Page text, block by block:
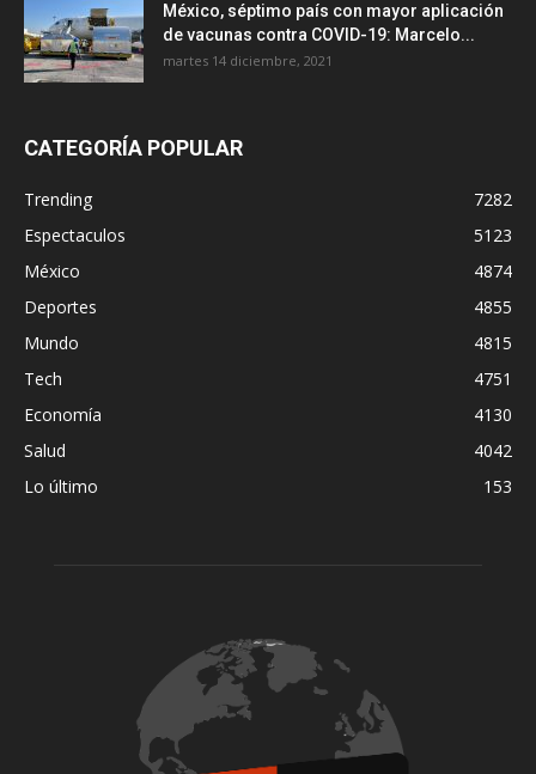
México, séptimo país con mayor aplicación
de vacunas contra COVID-19: Marcelo...
martes 14 diciembre, 2021
CATEGORÍA POPULAR
Trending
7282
Espectaculos
5123
México
4874
Deportes
4855
Mundo
4815
Tech
4751
Economía
4130
Salud
4042
Lo último
153